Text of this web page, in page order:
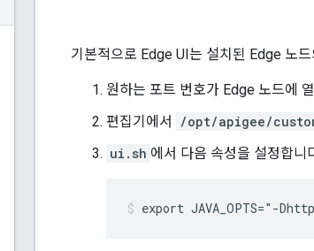
기본적으로 Edge UI는 설치된 Edge 노
원하는 포트 번호가 Edge 노드에
편집기에서
/opt/apigee/
ui.sh 에서 다음 속성을 설정합니
export JAVA_OPTS="-